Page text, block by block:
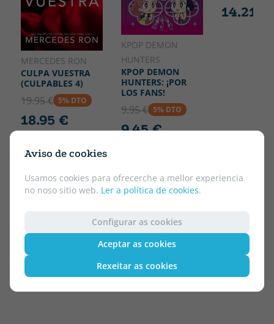
Aviso de cookies
Usamos cookies para ofrecerche a mellor experiencia
no noso sitio web. Ler a política de cookies.
Configurar as cookies
Aceptar as cookies
Rexeitar as cookies
MERCEDES RON
CULPA VUESTRA
(CULPABLES 4)
19.95 € 5% DTO
18.95 €
KPOP DEMON
HUNTERS
KPOP DEMON
HUNTERS: ¡POR
LOS FANS!
9.95 € 5% DTO
9.45 €
14.21 €